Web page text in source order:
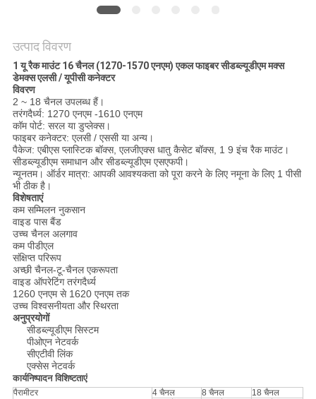
उत्पाद विवरण
1 यू रैक माउंट 16 चैनल (1270-1570 एनएम) एकल फाइबर सीडब्ल्यूडीएम मक्स
डेमक्स एलसी / यूपीसी कनेक्टर
विवरण
2 ~ 18 चैनल उपलब्ध हैं।
तरंगदैर्ध्य: 1270 एनएम -1610 एनएम
कॉम पोर्ट: सरल या डुप्लेक्स।
फाइबर कनेक्टर: एलसी / एससी या अन्य।
पैकेज: एबीएस प्लास्टिक बॉक्स, एलजीएक्स धातु कैसेट बॉक्स, 1 9 इंच रैक माउंट।
सीडब्ल्यूडीएम समाधान और सीडब्ल्यूडीएम एसएफपी।
न्यूनतम। ऑर्डर मात्रा: आपकी आवश्यकता को पूरा करने के लिए नमूना के लिए 1 पीसी
भी ठीक है।
विशेषताएं
कम सम्मिलन नुकसान
वाइड पास बैंड
उच्च चैनल अलगाव
कम पीडीएल
संक्षिप्त परिरूप
अच्छी चैनल-टू-चैनल एकरूपता
वाइड ऑपरेटिंग तरंगदैर्ध्य
1260 एनएम से 1620 एनएम तक
उच्च विश्वसनीयता और स्थिरता
अनुप्रयोगों
सीडब्ल्यूडीएम सिस्टम
पीओएन नेटवर्क
सीएटीवी लिंक
एक्सेस नेटवर्क
कार्यनिष्पादन विशिष्टताएं
पैरामीटर 4 चैनल 8 चैनल
18 चैनल